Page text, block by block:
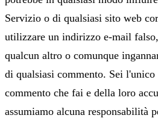
Servizio o di qualsiasi sito web
utilizzare un indirizzo e‑mail
qualcun altro o comunque
di qualsiasi commento. Sei l'unico
commento che fai e della loro
assumiamo alcuna responsabilità